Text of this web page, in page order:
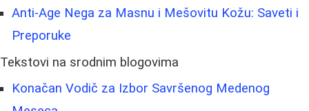
Anti-Age Nega za Masnu i Mešovitu Kožu: Saveti i
Preporuke
Tekstovi na srodnim blogovima
Konačan Vodič za Izbor Savršenog Medenog